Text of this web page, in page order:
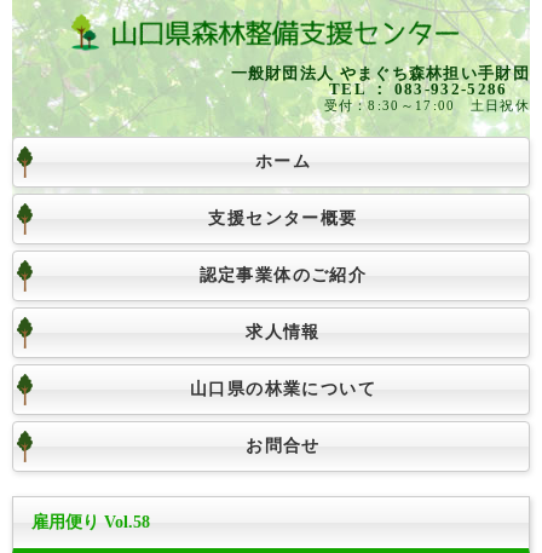
一般財団法人 やまぐち森林担い手財団
TEL ： 083-932-5286
受付：8:30～17:00 土日祝休
ホーム
支援センター概要
認定事業体のご紹介
求人情報
山口県の林業について
お問合せ
雇用便り Vol.58